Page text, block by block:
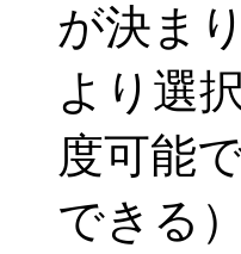
が決ま
より選
度可能
できる）